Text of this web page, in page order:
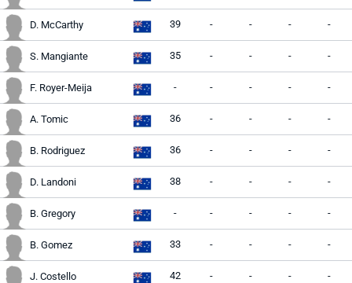
D. McCarthy 39 - - - -
S. Mangiante 35 - - - -
F. Royer-Meija - - - - -
A. Tomic 36 - - - -
B. Rodriguez 36 - - - -
D. Landoni 38 - - - -
B. Gregory - - - - -
B. Gomez 33 - - - -
J. Costello 42 - - - -